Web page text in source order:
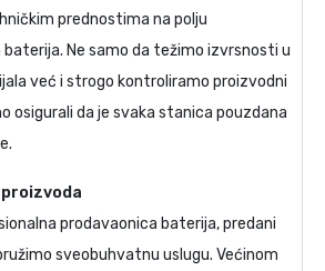
prednostima na polju
Ne samo da težimo izvrsnosti u
već i strogo kontroliramo proizvodni
osigurali da je svaka stanica pouzdana
prodavaonica baterija, predani
sveobuhvatnu uslugu. Većinom